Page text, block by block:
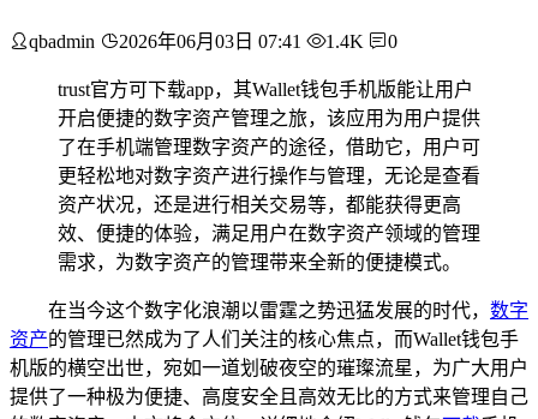
qbadmin 2026年06月03日 07:41 1.4K 0
trust官方可下载app，其Wallet钱包手机版能让用户
开启便捷的数字资产管理之旅，该应用为用户提供
了在手机端管理数字资产的途径，借助它，用户可
更轻松地对数字资产进行操作与管理，无论是查看
资产状况，还是进行相关交易等，都能获得更高
效、便捷的体验，满足用户在数字资产领域的管理
需求，为数字资产的管理带来全新的便捷模式。
在当今这个数字化浪潮以雷霆之势迅猛发展的时代， 数字
资产的管理已然成为了人们关注的核心焦点，而Wallet钱包手
机版的横空出世，宛如一道划破夜空的璀璨流星，为广大用户
提供了一种极为便捷、高度安全且高效无比的方式来管理自己